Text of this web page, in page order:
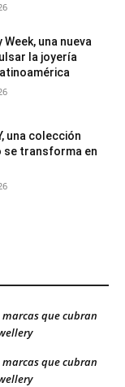
una nueva
la joyería
una colección
se transforma en
que cubran
que cubran